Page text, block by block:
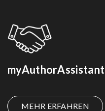
myAuthorAssistant
MEHR ERFAHREN